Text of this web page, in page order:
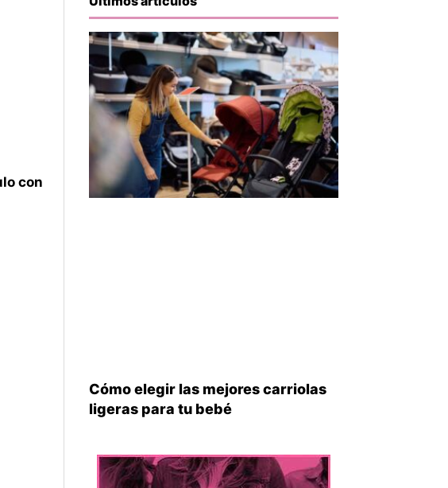
con
Cómo elegir las mejores carriolas
ligeras para tu bebé